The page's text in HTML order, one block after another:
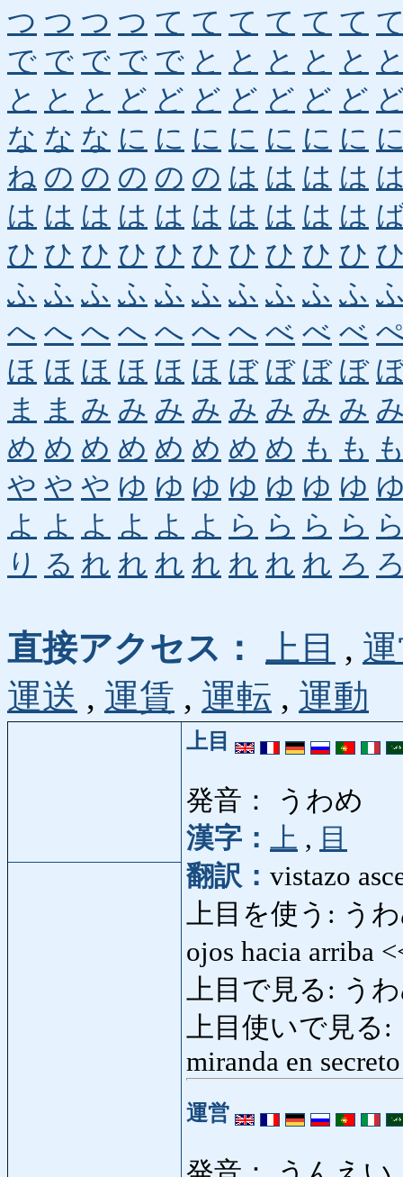
つ つ つ つ て て て て て て
で で で で で と と と と と
と と と ど ど ど ど ど ど ど
な な な に に に に に に に
ね の の の の の は は は は
は は は は は は は は は は
ひ ひ ひ ひ ひ ひ ひ ひ ひ ひ
ふ ふ ふ ふ ふ ふ ふ ふ ふ ふ
へ へ へ へ へ へ へ べ べ べ
ほ ほ ほ ほ ほ ほ ぼ ぼ ぼ ぼ
ま
ま み み み み み み み み
め め め め め め め め も も
や や や ゆ ゆ ゆ ゆ ゆ ゆ ゆ
よ よ よ よ よ よ ら ら ら ら
り る れ れ れ れ れ れ れ ろ
直接アクセス： 上目 ,
運送 , 運賃 , 運転 , 運動
上目
発音： うわめ
漢字： 上 , 目
翻訳： vistazo
上目を使う: う
ojos hacia arriba
上目で見る: う
上目使いで見る:
miranda en secreto
運営